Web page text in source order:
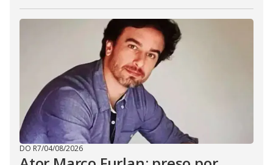
DO R7/04/08/2026